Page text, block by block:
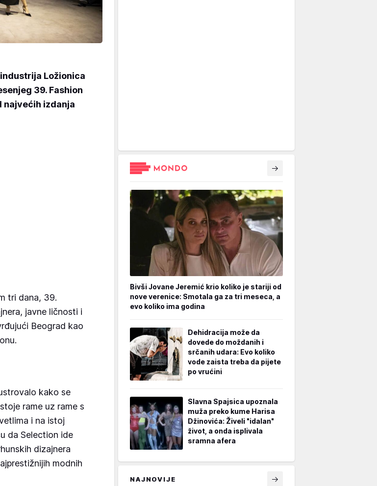
Ložionica
39. Fashion
najvećih izdanja
tri dana, 39.
javne ličnosti i
Beograd kao
kako se
rame uz rame s
i na istoj
da Selection ide
dizajnera
modnih
Bivši Jovane Jeremić krio koliko je stariji od
nove verenice: Smotala ga za tri meseca, a
evo koliko ima godina
Dehidracija može da
dovede do moždanih i
srčanih udara: Evo koliko
vode zaista treba da pijete
po vrućini
Slavna Spajsica upoznala
muža preko kume Harisa
Džinovića: Živeli "idalan"
život, a onda isplivala
sramna afera
NAJNOVIJE